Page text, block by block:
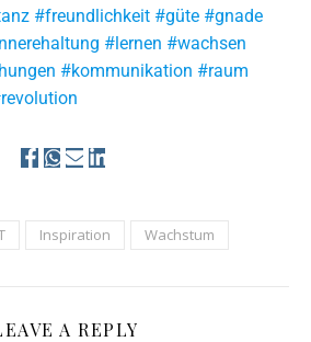
#freundlichkeit #güte #gnade
#lernen #wachsen
#kommunikation #raum
Inspiration Wachstum
A REPLY